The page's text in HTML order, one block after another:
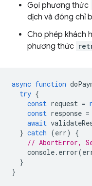
Gọi phương thức
dịch và đóng chỉ
Cho phép khách
phương thức
async function
try {
const request =
const response =
await
} catch (err)
{
// AbortError,
console. error(
}
}